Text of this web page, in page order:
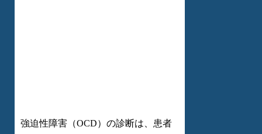
強迫性障害（OCD）の診断は、患者